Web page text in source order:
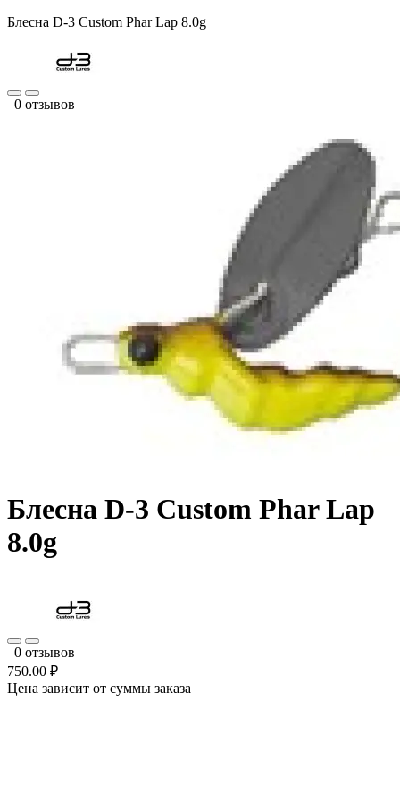
Блесна D-3 Custom Phar Lap 8.0g
0 отзывов
Блесна D-3 Custom Phar Lap
8.0g
0 отзывов
750.00 ₽
Цена зависит от суммы заказа